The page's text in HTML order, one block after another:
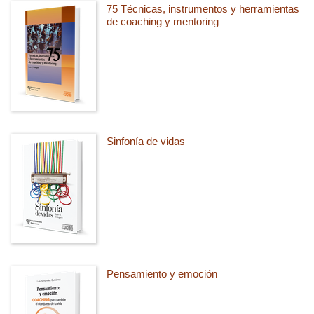
75 Técnicas, instrumentos y herramientas
de coaching y mentoring
Sinfonía de vidas
Pensamiento y emoción